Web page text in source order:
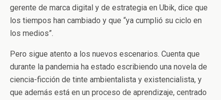
gerente de marca digital y de estrategia en Ubik, dice que
los tiempos han cambiado y que “ya cumplió su ciclo en
los medios”.
Pero sigue atento a los nuevos escenarios. Cuenta que
durante la pandemia ha estado escribiendo una novela de
ciencia-ficción de tinte ambientalista y existencialista, y
que además está en un proceso de aprendizaje, centrado